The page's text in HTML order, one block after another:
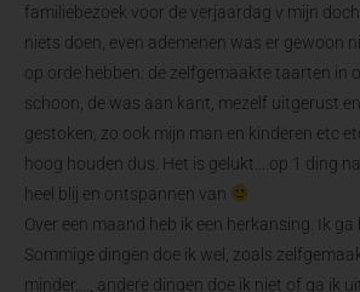
familiebezoek voor de verjaardag v mijn
niets doen, even ademenen was er gewoon
op orde hebben: de zelfgemaakte taarten in
schoon, de was aan kant, mezelf uitgerust
gestoken, zo ook mijn man en kinderen etc
hoog houden dus. Het is gelukt….op 1 ding
heel blij en ontspannen van
Over een maand heb ik een herkansing. Ik
Sommige dingen doe ik wel, zoals
minder…., andere dingen doe ik niet of ga ik